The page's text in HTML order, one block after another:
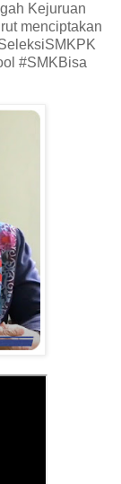
Kejuruan
menciptakan
#SMKBisa